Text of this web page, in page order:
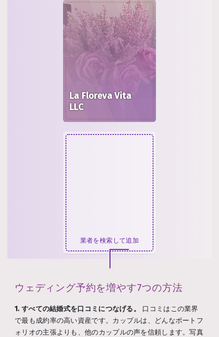
La Floreva Vita
LLC
業者を検索して追加
ウェディング予約を増やす7つの方法
1. すべての結婚式を口コミにつなげる。
口コミはこの業界
で最も成約率の高い資産です。カップルは、どんなポートフ
ォリオの主張よりも、他のカップルの声を信頼します。写真